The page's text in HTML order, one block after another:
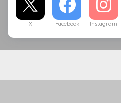
X Facebook Instagram